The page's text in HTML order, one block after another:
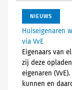
NIEUWS
Huiseigenaren
via VvE
Eigenaars van
zij deze
eigenaren
kunnen en